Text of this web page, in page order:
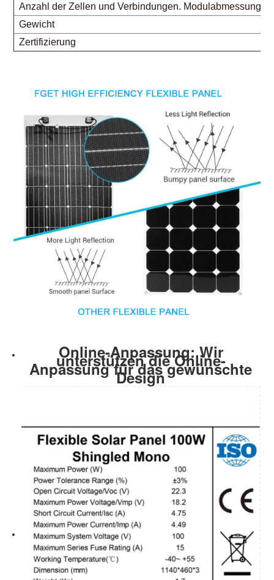
Anzahl der Zellen und Verbindungen. Modulabmessungen
Gewicht
Zertifizierung
Online-Anpassung: Wir
unterstützen die Online-
Anpassung für das gewünschte
Design